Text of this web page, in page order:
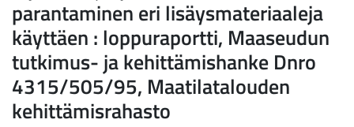
parantaminen eri lisäysmateriaaleja
käyttäen : loppuraportti, Maaseudun
tutkimus- ja kehittämishanke Dnro
4315/505/95, Maatilatalouden
kehittämisrahasto